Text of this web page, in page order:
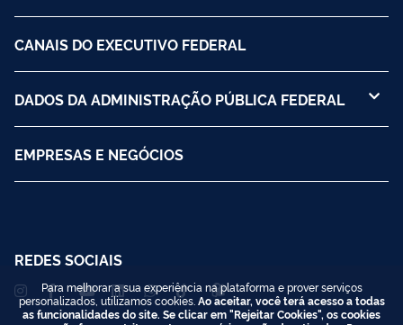
CANAIS DO EXECUTIVO FEDERAL
DADOS DA ADMINISTRAÇÃO PÚBLICA FEDERAL
EMPRESAS E NEGÓCIOS
REDES SOCIAIS
Para melhorar a sua experiência na plataforma e prover serviços
personalizados, utilizamos cookies. Ao aceitar, você terá acesso a todas
as funcionalidades do site. Se clicar em "Rejeitar Cookies", os cookies